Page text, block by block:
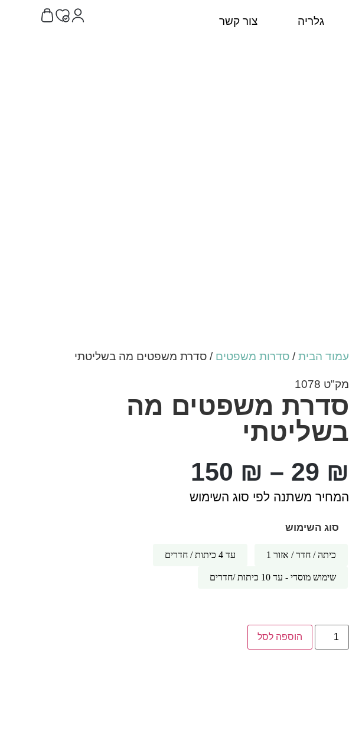
גלריה צור קשר
עמוד הבית/ סדרות משפטים / סדרת משפטים מה בשליטתי
מק"ט 1078
סדרת משפטים מה
בשליטתי
29 ₪
–
150 ₪
המחיר משתנה לפי סוג השימוש
סוג השימוש
כיתה / חדר / אזור 1 עד 4 כיתות / חדרים
שימוש מוסדי - עד 10 כיתות /חדרים
הוספה לסל